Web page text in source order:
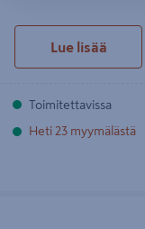
Lue lisää
Toimitettavissa
Heti 23 myymälästä